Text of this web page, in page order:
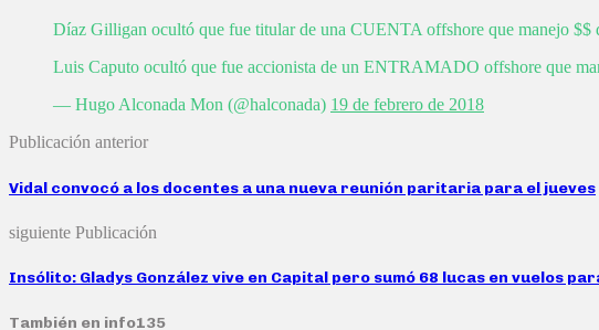
Díaz Gilligan ocultó que fue titular de una CUENTA offshore que manejo $$
Luis Caputo ocultó que fue accionista de un ENTRAMADO offshore que
— Hugo Alconada Mon (@halconada) 19 de febrero de 2018
Publicación anterior
Vidal convocó a los docentes a una nueva reunión paritaria para el jueves
siguiente Publicación
Insólito: Gladys González vive en Capital pero sumó 68 lucas en vuelos
También en info135